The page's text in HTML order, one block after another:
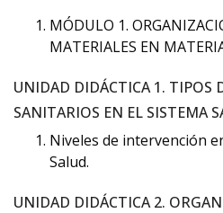
MÓDULO 1.
MATERIALES EN
UNIDAD DIDÁCTICA 1. TIPOS
SANITARIOS EN EL SISTEMA
Niveles de intervención
Salud.
UNIDAD DIDÁCTICA 2.